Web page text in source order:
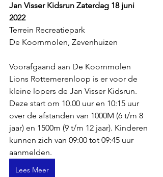
Jan Visser Kidsrun Zaterdag 18 juni
2022
Terrein Recreatiepark
De Koornmolen, Zevenhuizen
Voorafgaand aan De Koornmolen
Lions Rottemerenloop is er voor de
kleine lopers de Jan Visser Kidsrun.
Deze start om 10.00 uur en 10:15 uur
over de afstanden van 1000M (6 t/m 8
jaar) en 1500m (9 t/m 12 jaar). Kinderen
kunnen zich van 09:00 tot 09:45 uur
aanmelden.
Lees Meer